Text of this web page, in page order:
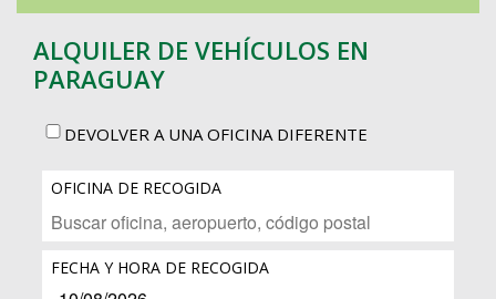
ALQUILER DE VEHÍCULOS EN
PARAGUAY
DEVOLVER A UNA OFICINA DIFERENTE
OFICINA DE RECOGIDA
FECHA Y HORA DE RECOGIDA